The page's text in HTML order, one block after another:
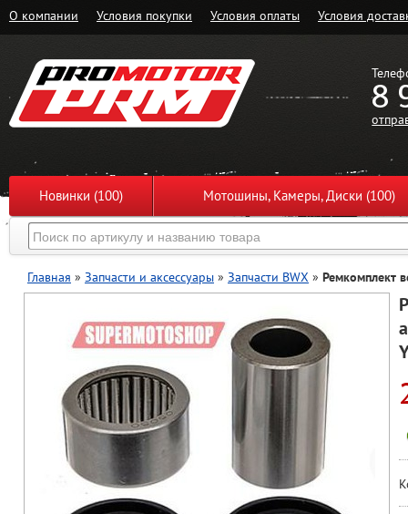
О компании Условия покупки Условия оплаты Условия
8
Новинки (100) Мотошины, Камеры, Диски (100)
Главная » Запчасти и аксессуары » Запчасти BWX » Ремкомплект